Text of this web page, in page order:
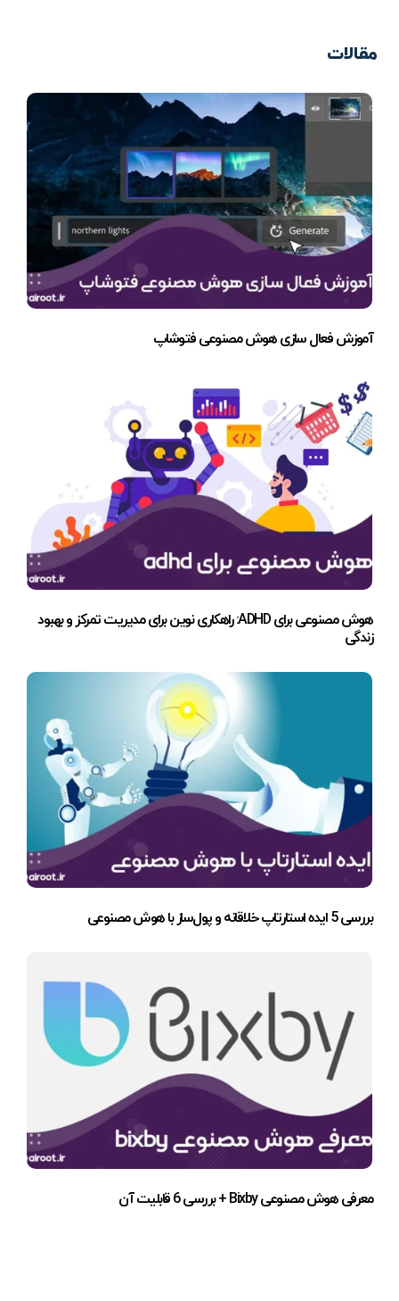
مقالات
آموزش فعال سازی هوش مصنوعی فتوشاپ
هوش مصنوعی برای ADHD: راهکاری نوین برای مدیریت تمرکز و بهبود
زندگی
بررسی 5 ایده استارتاپ خلاقانه و پول‌ساز با هوش مصنوعی
معرفی هوش مصنوعی Bixby + بررسی 6 قابلیت آن